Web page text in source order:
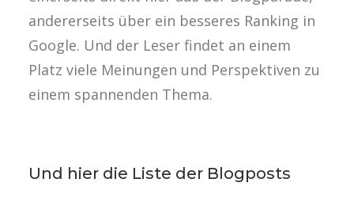
andererseits über ein besseres Ranking in
Google. Und der Leser findet an einem
Platz viele Meinungen und Perspektiven zu
einem spannenden Thema.
Und hier die Liste der Blogposts